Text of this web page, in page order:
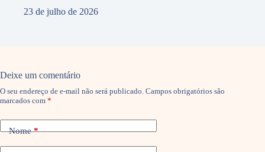
23 de julho de 2026
Deixe um comentário
O seu endereço de e-mail não será publicado. Campos obrigatórios são
marcados com *
Nome*